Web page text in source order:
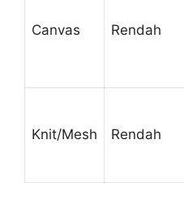
Canvas Rendah
Knit/Mesh Rendah